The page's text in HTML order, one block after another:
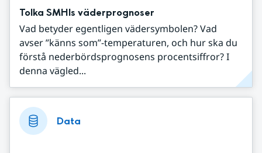
Tolka SMHIs väderprognoser
Vad betyder egentligen vädersymbolen? Vad
avser ”känns som”-temperaturen, och hur ska du
förstå nederbördsprognosens procentsiffror? I
denna vägled...
Data